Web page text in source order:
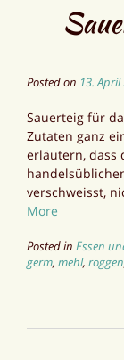
Posted on 13. April
Sauerteig für
Zutaten ganz
erläutern, dass
verschweisst,
More
Posted in Essen
germ, mehl, roggen